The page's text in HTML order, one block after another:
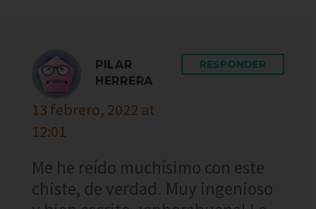
PILAR
HERRERA
13 febrero, 2022 at
12:01
RESPONDER
Me he reído muchísimo con este
chiste, de verdad. Muy ingenioso